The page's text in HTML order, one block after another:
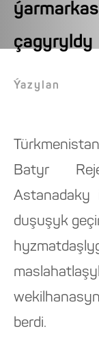
çagyryldy
Ýazylan
Batyr
Astanadaky
duşuşyk
berdi.